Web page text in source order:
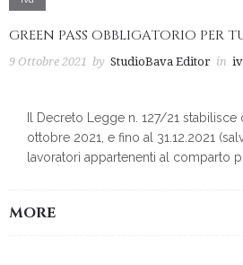
GREEN PASS OBBLIGATORIO PER
9 Ottobre 2021 by StudioBava Editor in
Il Decreto Legge n. 127/21
ottobre 2021, e fino al 31.12.2021
lavoratori appartenenti al comparto
MORE